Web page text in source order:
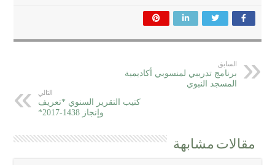
السابق
برنامج تدريبي لمنسوبي أكاديمية
المسجد النبوي
التالي
كتيب التقرير السنوي *تعريف
وإنجاز 1438-2017*
مقالات مشابهة